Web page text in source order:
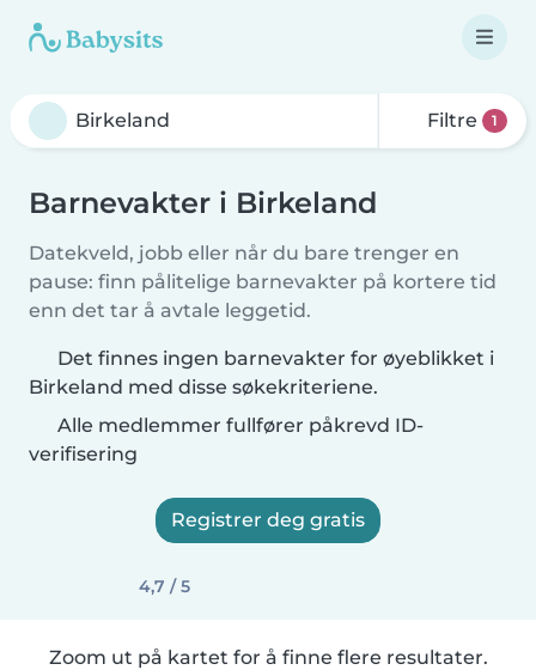
Filtre 1
Barnevakter i Birkeland
Datekveld, jobb eller når du bare trenger en
pause: finn pålitelige barnevakter på kortere tid
enn det tar å avtale leggetid.
Det finnes ingen barnevakter for øyeblikket i
Birkeland med disse søkekriteriene.
Alle medlemmer fullfører påkrevd ID-
verifisering
Registrer deg gratis
4,7 / 5
Zoom ut på kartet for å finne flere resultater.